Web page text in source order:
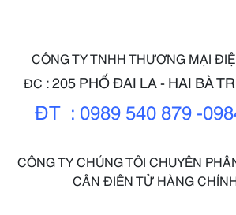
CÔNG TY TNHH THƯƠNG MẠI
ĐC : 205 PHỐ ĐAI LA - HAI BÀ
ĐT : 0989 540 879 -
CÔNG TY CHÚNG TÔI CHUYÊN
CÂN ĐIÊN TỬ HÀNG